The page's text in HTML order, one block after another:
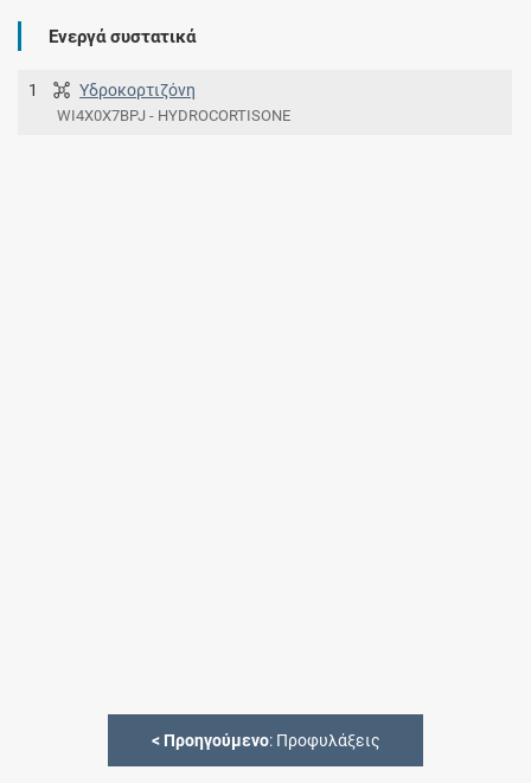
Ενεργά συστατικά
1 Υδροκορτιζόνη
WI4X0X7BPJ - HYDROCORTISONE
< Προηγούμενο: Προφυλάξεις